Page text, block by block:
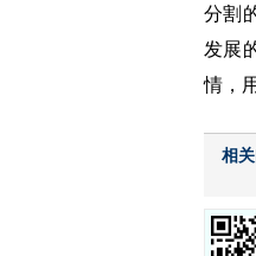
分割
发展
情，
相